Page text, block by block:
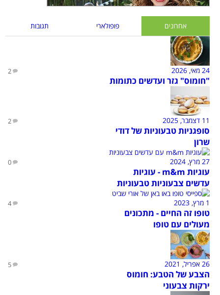
אחרונים פופולארי תגובות
24 מאי, 2026 2
"חומוס" גזר ועדשים כתומות
11 דצמבר, 2025 2
סופגניות טבעוניות של דודי
שרון
27 מרץ, 2024 0
עוגיות m&m - עוגיות
עדשים צבעוניות טבעוניות
1 מרץ, 2023 4
טופו זה החיים - מתכונים
מעולים עם טופו
26 אפריל, 2021 5
הצבע של הטבע: חומוס
ירקות צבעוני